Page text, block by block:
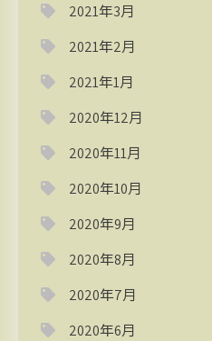
2021年3月
2021年2月
2021年1月
2020年12月
2020年11月
2020年10月
2020年9月
2020年8月
2020年7月
2020年6月